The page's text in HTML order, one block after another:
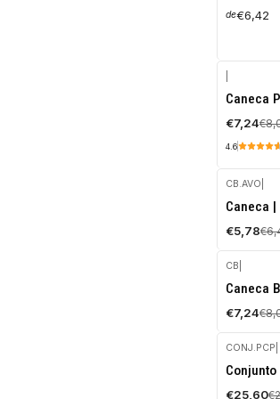
de€6,42
-10%
DESCONTO
Caneca
€7,24
4.6
-10%
DESCONTO
CB.AVO
Caneca
€5,78
-10%
DESCONTO
CB
Caneca
€7,24
-10%
DESCONTO
CONJ.PCP
€25,60